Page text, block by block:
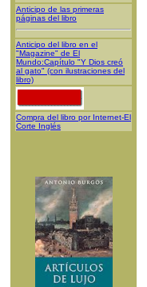
Anticipo de las primeras
páginas del libro
Anticipo del libro en el
"Magazine" de El
Mundo:Capítulo "Y Dios creó
al gato" (con ilustraciones del
libro)
Compra del libro por Internet-El
Corte Inglés